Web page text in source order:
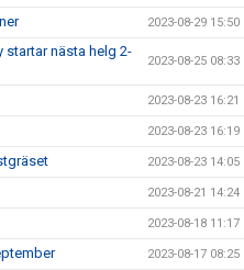
2023-08-29 15:50
startar nästa helg 2-
2023-08-25 08:33
2023-08-23 16:21
2023-08-23 16:19
2023-08-23 14:05
2023-08-21 14:24
2023-08-18 11:17
2023-08-17 08:25